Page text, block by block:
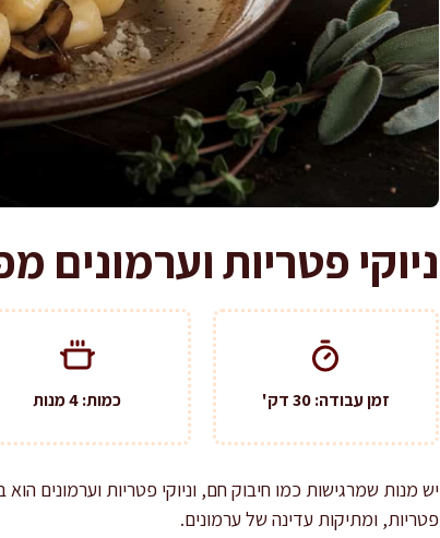
ניוקי פטריות וערמונים מפנק
זמן עבודה: 30 דק' כמות: 4 מנות
יש מנות שמרגישות כמו חיבוק חם, וניוקי פטריות וערמונים
פטריות, ומתיקות עדינה של ערמונים.